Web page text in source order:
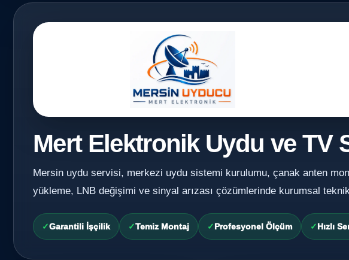
Mert Elektronik Uydu ve TV
Mersin uydu servisi, merkezi uydu sistemi kurulumu, çanak anten
yükleme, LNB değişimi ve sinyal arızası çözümlerinde kurumsal
Garantili İşçilik Temiz Montaj Profesyonel Ölçüm Hızlı